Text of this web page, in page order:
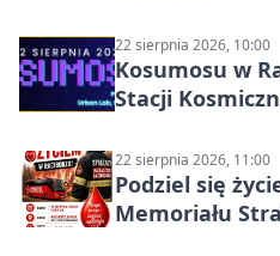
22 sierpnia 2026, 10:00
Kosumosu w
Stacji
22 sierpnia 2026, 11:00
Podziel się
Memoriału